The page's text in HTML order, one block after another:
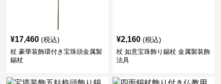
¥17,460 (税込)
杖 豪華装飾環付き宝珠頭金属製
錫杖
¥2,160 (税込)
杖 如意宝珠飾り錫杖 金属製装飾
法具